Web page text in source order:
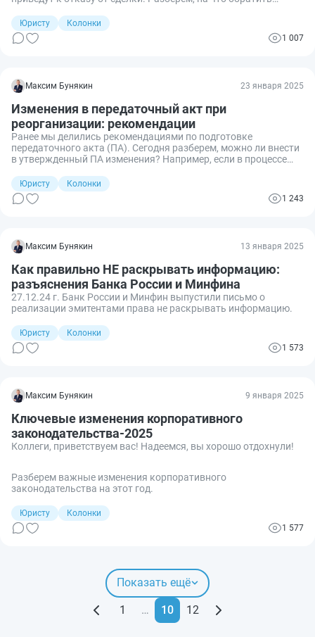
Юристу
Колонки
1 007
Максим Бунякин 23 января 2025
Изменения в передаточный акт при
реорганизации: рекомендации
Ранее мы делились рекомендациями по подготовке
передаточного акта (ПА). Сегодня разберем, можно ли внести
в утвержденный ПА изменения? Например, если в процессе
из него часть имущества, прав, обязательств.
Юристу
Колонки
1 243
Максим Бунякин 13 января 2025
Как правильно НЕ раскрывать информацию:
разъяснения Банка России и Минфина
27.12.24 г. Банк России и Минфин выпустили письмо о
реализации эмитентами права не раскрывать информацию.
Юристу
Колонки
1 573
Максим Бунякин 9 января 2025
Ключевые изменения корпоративного
законодательства-2025
Коллеги, приветствуем вас! Надеемся, вы хорошо отдохнули!
Разберем важные изменения корпоративного
законодательства на этот год.
Юристу
Колонки
1 577
Показать ещё
1 … 10 12